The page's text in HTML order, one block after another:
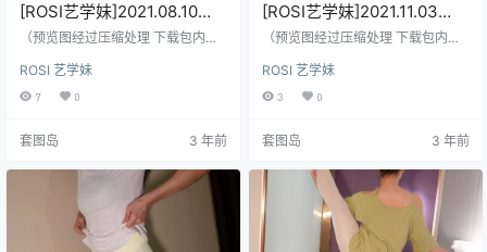
[ROSI艺学妹]2021.08.10
NO.231[72+1P／88.8MB]
（预览图经过压缩处理 下载包内是
ROSI 艺学妹
7 0
套图岛 3 年前
[ROSI艺学妹]2021.11.03
NO.244[61+1P／96.6MB]
（预览图经过压缩处理 下载包内是
ROSI 艺学妹
3 0
套图岛 3 年前